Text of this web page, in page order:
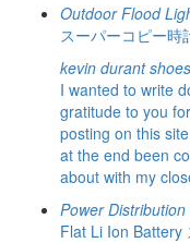
Outdoor Flood
スーパーコピー時
kevin durant shoes
I wanted to write
gratitude to you
posting on this
at the end been
about with my
Power
Flat Li Ion Battery